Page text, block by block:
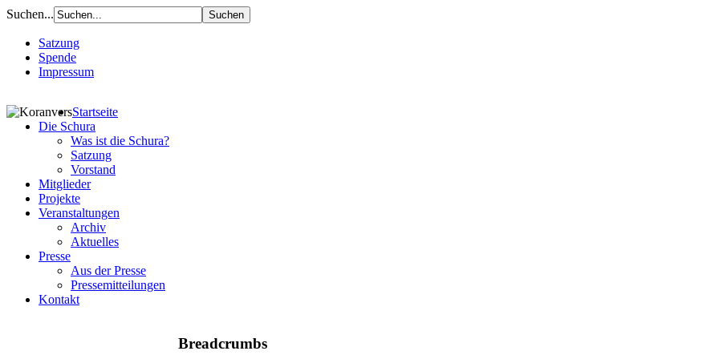
Suchen...
Satzung
Spende
Impressum
Startseite
Die Schura
Was ist die Schura?
Satzung
Vorstand
Mitglieder
Projekte
Veranstaltungen
Archiv
Aktuelles
Presse
Aus der Presse
Pressemitteilungen
Kontakt
Breadcrumbs